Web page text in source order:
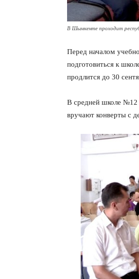
В Шымкенте проходит
Перед началом
подготовиться к
продлится до 30
В средней школе №12
вручают конверты с